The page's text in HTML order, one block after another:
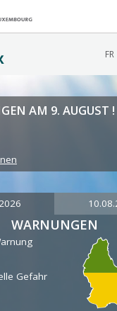
FR
AM 9. AUGUST !
WARNUNGEN
Gefahr